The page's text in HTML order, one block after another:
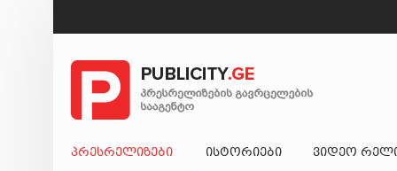
ᲞᲠᲔᲡᲠᲔᲚᲘᲖᲔᲑᲘ ᲘᲡᲢᲝᲠᲘᲔᲑᲘ ᲕᲘᲓᲔᲝ